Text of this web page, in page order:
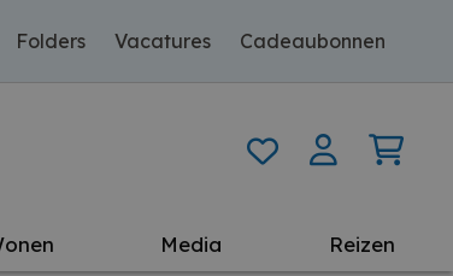
Folders Vacatures Cadeaubonnen
Media Reizen